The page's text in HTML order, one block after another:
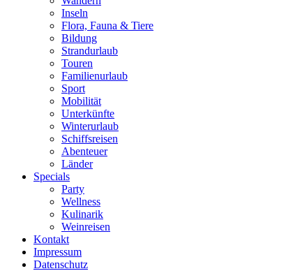
Inseln
Flora, Fauna & Tiere
Bildung
Strandurlaub
Touren
Familienurlaub
Sport
Mobilität
Unterkünfte
Winterurlaub
Schiffsreisen
Abenteuer
Länder
Specials
Party
Wellness
Kulinarik
Weinreisen
Kontakt
Impressum
Datenschutz